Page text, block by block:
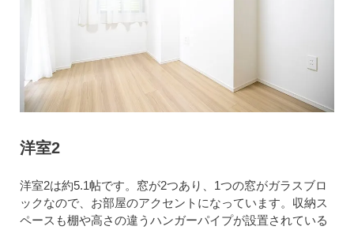
洋室2
洋室2は約5.1帖です。窓が2つあり、1つの窓がガラスブロ
ックなので、お部屋のアクセントになっています。収納ス
ペースも棚や高さの違うハンガーパイプが設置されている